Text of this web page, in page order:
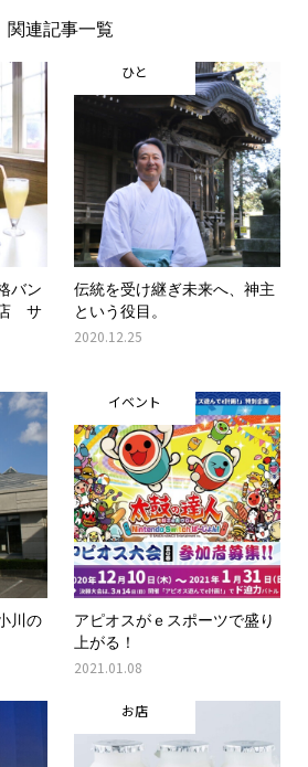
関連記事一覧
バン
店 サ
ひと
伝統を受け継ぎ未来へ、神主
という役目。
2020.12.25
川の
イベント
アピオスがｅスポーツで盛り
上がる！
2021.01.08
お店